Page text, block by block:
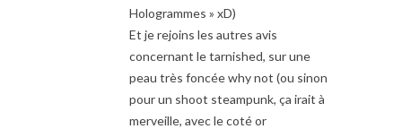
Hologrammes » xD)
Et je rejoins les autres avis
concernant le tarnished, sur une
peau très foncée why not (ou sinon
pour un shoot steampunk, ça irait à
merveille, avec le coté or